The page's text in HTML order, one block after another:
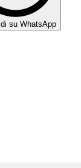
su WhatsApp